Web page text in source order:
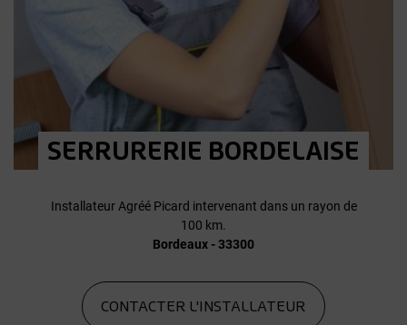
SERRURERIE BORDELAISE
Installateur Agréé Picard intervenant dans un rayon de
100 km.
Bordeaux - 33300
CONTACTER L'INSTALLATEUR